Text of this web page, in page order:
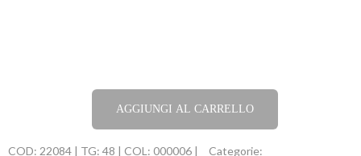
AGGIUNGI AL CARRELLO
COD: 22084 | TG: 48 | COL: 000006 | Categorie: